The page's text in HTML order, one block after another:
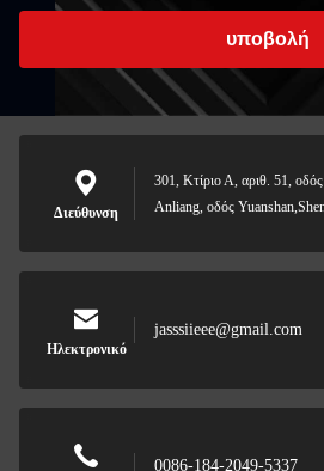
υποβολή
Διεύθυνση
301, Κτίριο Α, αριθ. 51,
Anliang, οδός
Ηλεκτρονικό
jasssiieee@gmail.com
0086-184-2049-5337